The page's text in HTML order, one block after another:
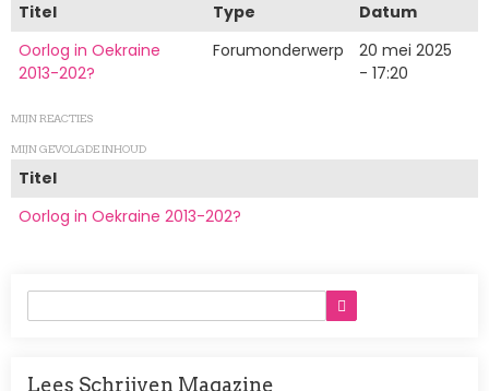
Titel Type
Datum
Oorlog in Oekraine
2013-202?
Forumonderwerp
20 mei 2025
- 17:20
MIJN REACTIES
MIJN GEVOLGDE INHOUD
Titel
Oorlog in Oekraine 2013-202?
Lees Schrijven Magazine